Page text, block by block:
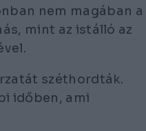
nem magában a
mint az istálló az
széthordták.
időben, ami